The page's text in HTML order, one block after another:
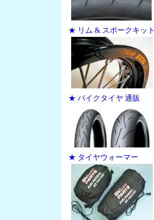
★ リム & スポークキット
★ バイクタイヤ 通販
★ タイヤウォーマー